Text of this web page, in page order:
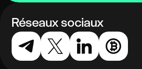
Réseaux sociaux